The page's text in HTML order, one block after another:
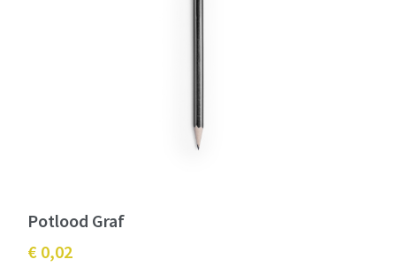
Potlood Graf
€ 0,02